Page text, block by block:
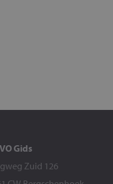
Gids
Zuid 126